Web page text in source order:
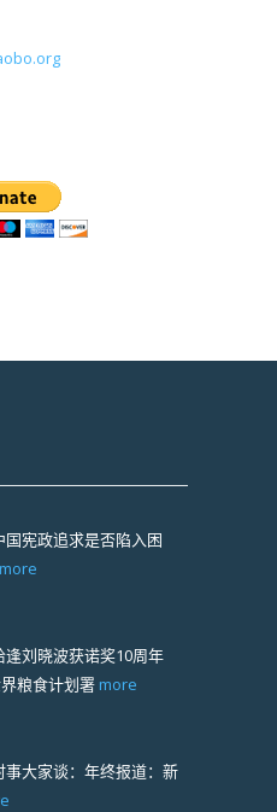
国宪政追求是否陷入困
more
逢刘晓波获诺奖10周年
粮食计划署 more
事大家谈：年终报道：新